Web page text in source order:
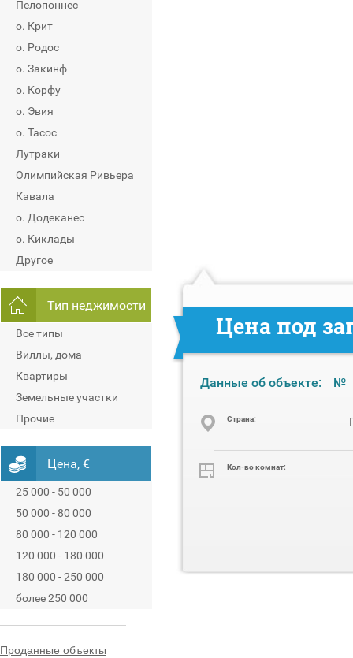
Пелопоннес
о. Крит
о. Родос
о. Закинф
о. Корфу
о. Эвия
о. Тасос
Лутраки
Олимпийская Ривьера
Кавала
о. Додеканес
о. Киклады
Другое
Тип неджимости
Все типы
Виллы, дома
Квартиры
Земельные участки
Прочие
Цена, €
25 000 - 50 000
50 000 - 80 000
80 000 - 120 000
120 000 - 180 000
180 000 - 250 000
более 250 000
Проданные объекты
Цена под
Данные об объекте: №
Cтрана:
Кол-во комнат: